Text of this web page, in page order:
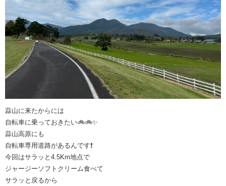
蒜山に来たからには
自転車に乗っておきたい🚲🚲✨
蒜山高原にも
自転車専用道路があるんです❗️
今回はサラッと4.5Km地点で
ジャージーソフトクリーム食べて
サラッと戻るから